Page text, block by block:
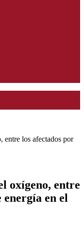
entre los afectados por
oxígeno, entre
energía en el